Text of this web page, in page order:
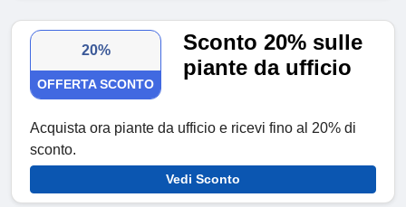
20%
OFFERTA SCONTO
Sconto 20% sulle
piante da ufficio
Acquista ora piante da ufficio e ricevi fino al 20% di
sconto.
Vedi Sconto